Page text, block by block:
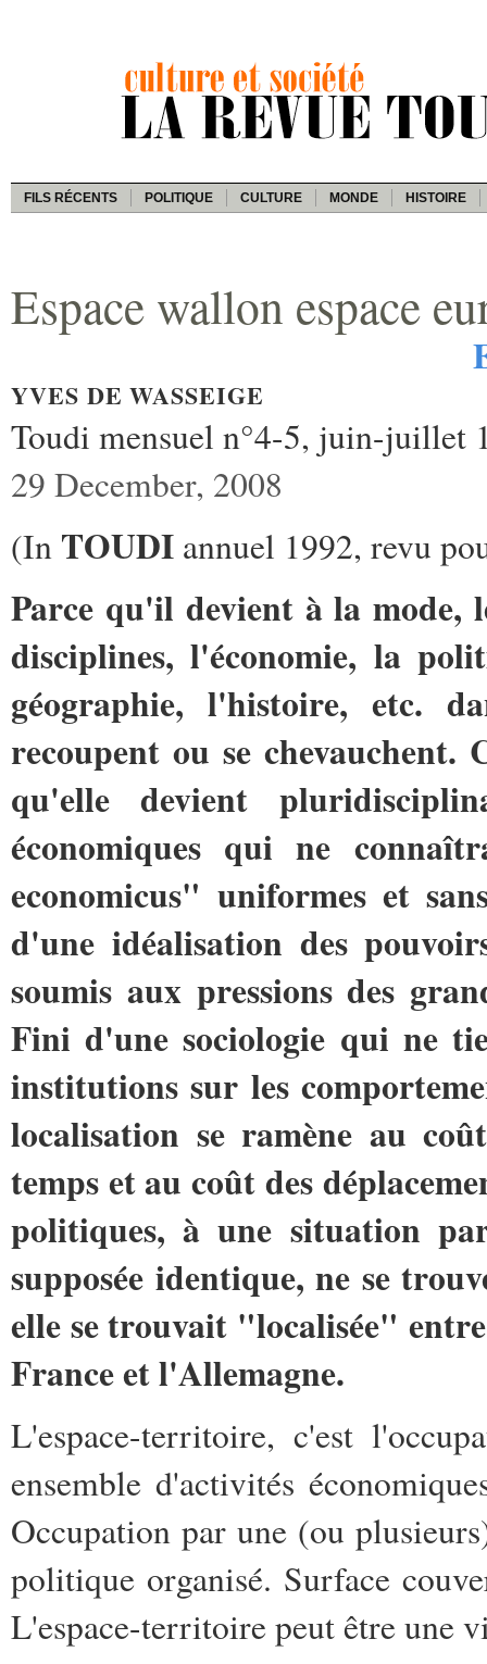
FILS RÉCENTS POLITIQUE CULTURE MONDE HISTOIRE
Espace wallon espace
YVES DE WASSEIGE
Toudi mensuel n°4-5, juin-juillet
29 December, 2008
(In TOUDI annuel 1992, revu
Parce qu'il devient à la mode,
disciplines, l'économie, la
géographie, l'histoire, etc.
recoupent ou se
qu'elle devient
économiques qui ne
economicus" uniformes et
d'une idéalisation des
soumis aux pressions des
Fini d'une sociologie qui ne
institutions sur les
localisation se ramène au
temps et au coût des
politiques, à une situation
supposée identique, ne se
elle se trouvait "localisée"
France et l'Allemagne.
L'espace-territoire, c'est
ensemble d'activités
Occupation par une (ou
politique organisé. Surface
L'espace-territoire peut être une